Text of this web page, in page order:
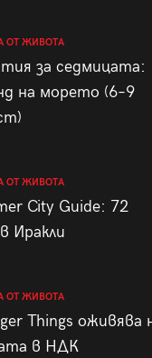
ОТ ЖИВОТА
за седмицата:
на морето (6–9
ОТ ЖИВОТА
City Guide: 72
Иракли
ОТ ЖИВОТА
Things оживява
в НДК